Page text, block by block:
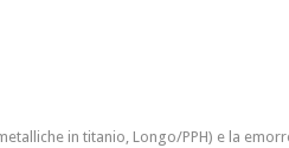
in titanio, Longo/PPH) e la